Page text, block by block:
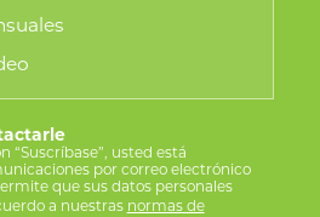
“Suscríbase”, usted está
por correo electrónico
que sus datos personales
a nuestras normas de